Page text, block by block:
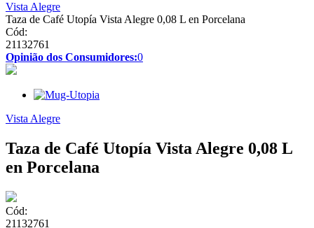
Vista Alegre
Taza de Café Utopía Vista Alegre 0,08 L en Porcelana
Cód:
21132761
Opinião dos Consumidores:0
Vista Alegre
Taza de Café Utopía Vista Alegre 0,08 L
en Porcelana
Cód:
21132761